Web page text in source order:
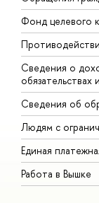
Фонд целевого
Сведения о
Сведения об
Людям с
Единая
Работа в Вышке